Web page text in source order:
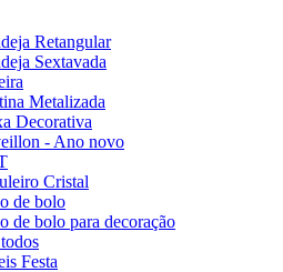
Retangular
Sextavada
Metalizada
Decorativa
- Ano novo
Cristal
de bolo
de bolo para decoração
Festa